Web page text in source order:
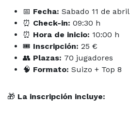
📅 Fecha: Sabado 11 de abril
⏰ Check-in: 09:30 h
⏰ Hora de inicio: 10:00 h
🎟 Inscripción: 25 €
👥 Plazas: 70 jugadores
🧠 Formato: Suizo + Top 8
🎁 La inscripción incluye: